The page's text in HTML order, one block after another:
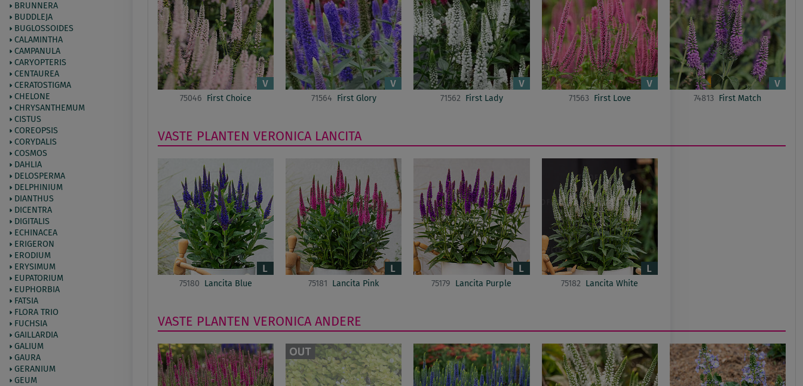
BRUNNERA
BUDDLEJA
BUGLOSSOIDES
CALAMINTHA
CAMPANULA
CARYOPTERIS
CENTAUREA
CERATOSTIGMA
CHELONE
CHRYSANTHEMUM
CISTUS
COREOPSIS
CORYDALIS
COSMOS
DAHLIA
DELOSPERMA
DELPHINIUM
DIANTHUS
DICENTRA
DIGITALIS
ECHINACEA
ERIGERON
ERODIUM
ERYSIMUM
EUPATORIUM
EUPHORBIA
FATSIA
FLORA TRIO
FUCHSIA
GAILLARDIA
GALIUM
GAURA
GERANIUM
GEUM
75046 First Choice 71564 First Glory 71562 First Lady 71563 First Love 74813 First Match
VASTE PLANTEN VERONICA LANCITA
75180 Lancita Blue 75181 Lancita Pink 75179 Lancita Purple 75182 Lancita White
VASTE PLANTEN VERONICA ANDERE